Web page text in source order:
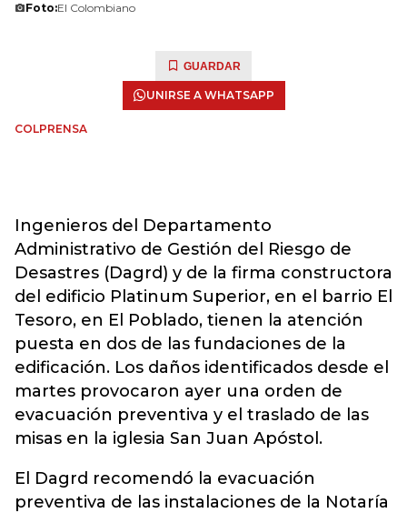
Foto:El Colombiano
GUARDAR
UNIRSE A WHATSAPP
COLPRENSA
Ingenieros del Departamento
Administrativo de Gestión del Riesgo de
Desastres (Dagrd) y de la firma constructora
del edificio Platinum Superior, en el barrio El
Tesoro, en El Poblado, tienen la atención
puesta en dos de las fundaciones de la
edificación. Los daños identificados desde el
martes provocaron ayer una orden de
evacuación preventiva y el traslado de las
misas en la iglesia San Juan Apóstol.
El Dagrd recomendó la evacuación
preventiva de las instalaciones de la Notaría